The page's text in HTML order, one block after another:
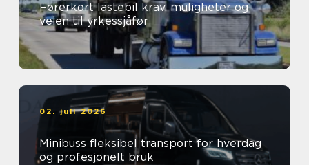
Førerkort lastebil krav, muligheter og
veien til yrkessjåfør
02. juli 2026
Minibuss fleksibel transport for hverdag
og profesjonelt bruk